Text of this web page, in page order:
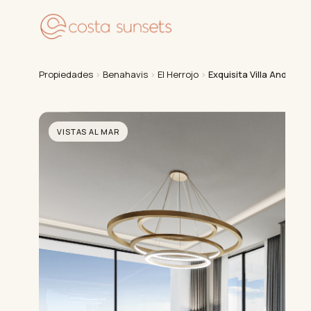
Propiedades › Benahavis › El Herrojo › Exquisita Villa
VISTAS AL MAR